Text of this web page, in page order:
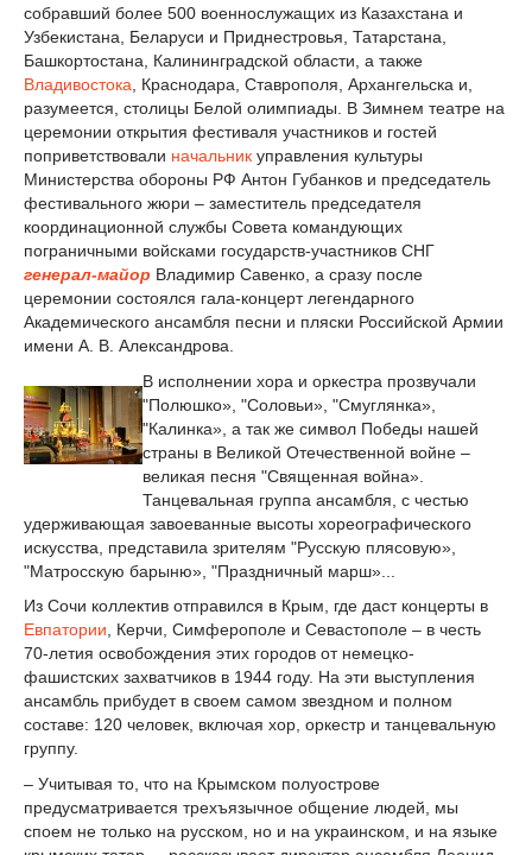
собравший более 500 военнослужащих из Казахстана и
Узбекистана, Беларуси и Приднестровья, Татарстана,
Башкортостана, Калининградской области, а также
Владивостока , Краснодара, Ставрополя, Архангельска и,
разумеется, столицы Белой олимпиады. В Зимнем театре на
церемонии открытия фестиваля участников и гостей
поприветствовали начальник управления культуры
Министерства обороны РФ Антон Губанков и председатель
фестивального жюри – заместитель председателя
координационной службы Совета командующих
пограничными войсками государств-участников СНГ
генерал-майор Владимир Савенко, а сразу после
церемонии состоялся гала-концерт легендарного
Академического ансамбля песни и пляски Российской Армии
имени А. В. Александрова.
В исполнении хора и оркестра прозвучали
"Полюшко», "Соловьи», "Смуглянка»,
"Калинка», а так же символ Победы нашей
страны в Великой Отечественной войне –
великая песня "Священная война».
Танцевальная группа ансамбля, с честью
удерживающая завоеванные высоты хореографического
искусства, представила зрителям "Русскую плясовую»,
"Матросскую барыню», "Праздничный марш»...
Из Сочи коллектив отправился в Крым, где даст концерты в
Евпатории, Керчи, Симферополе и Севастополе – в честь
70-летия освобождения этих городов от немецко-
фашистских захватчиков в 1944 году. На эти выступления
ансамбль прибудет в своем самом звездном и полном
составе: 120 человек, включая хор, оркестр и танцевальную
группу.
– Учитывая то, что на Крымском полуострове
предусматривается трехъязычное общение людей, мы
споем не только на русском, но и на украинском, и на языке